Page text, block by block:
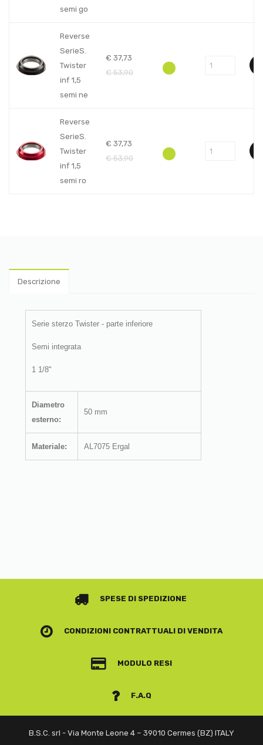
semi go
Reverse
SerieS.
Twister
inf 1,5
semi ne
€ 37,73
€53,90
Reverse
SerieS.
Twister
inf 1,5
semi ro
€ 37,73
€53,90
Descrizione
Serie sterzo Twister - parte inferiore
Semi integrata
1 1/8"
Diametro
esterno:
50 mm
Materiale: AL7075 Ergal
SPESE DI SPEDIZIONE
CONDIZIONI CONTRATTUALIDI VENDITA
MODULO RESI
F.A.Q
B.S.C. srl - Via Monte Leone 4 – 39010 Cermes (BZ) ITALY